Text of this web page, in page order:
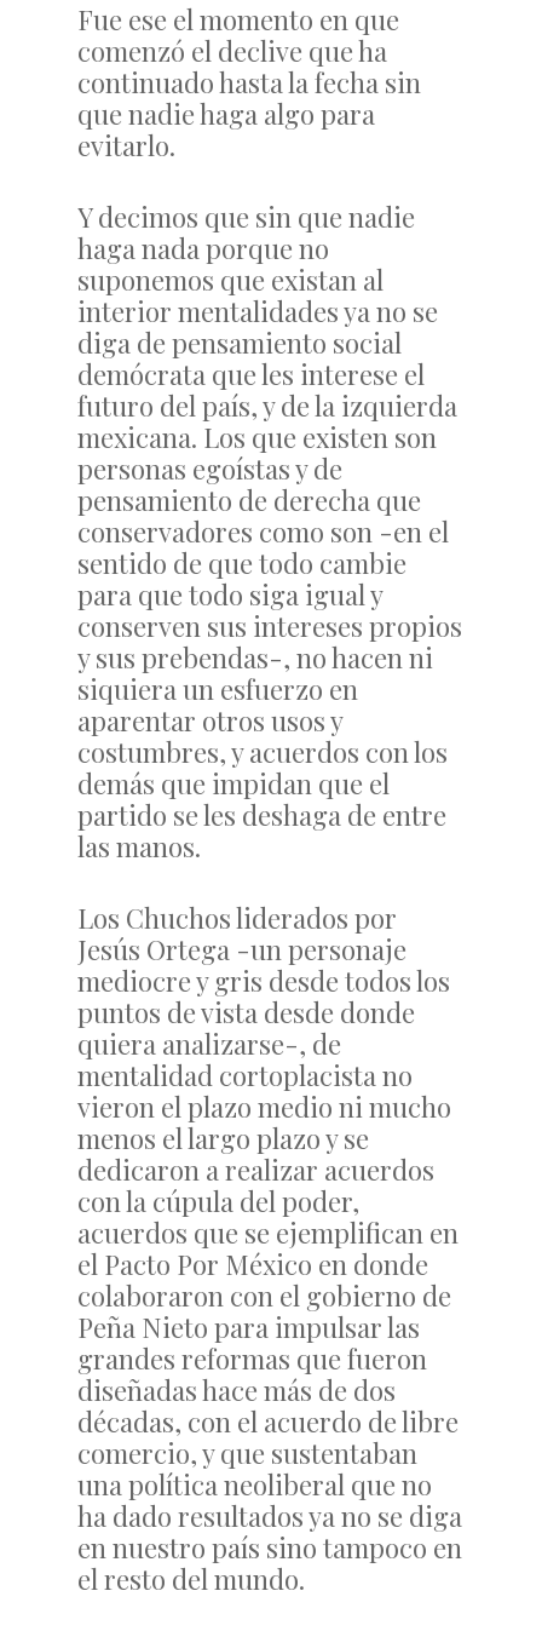
Fue ese el momento en que
comenzó el declive que ha
continuado hasta la fecha sin
que nadie haga algo para
evitarlo.
Y decimos que sin que nadie
haga nada porque no
suponemos que existan al
interior mentalidades ya no se
diga de pensamiento social
demócrata que les interese el
futuro del país, y de la izquierda
mexicana. Los que existen son
personas egoístas y de
pensamiento de derecha que
conservadores como son -en el
sentido de que todo cambie
para que todo siga igual y
conserven sus intereses propios
y sus prebendas-, no hacen ni
siquiera un esfuerzo en
aparentar otros usos y
costumbres, y acuerdos con los
demás que impidan que el
partido se les deshaga de entre
las manos.
Los Chuchos liderados por
Jesús Ortega -un personaje
mediocre y gris desde todos los
puntos de vista desde donde
quiera analizarse-, de
mentalidad cortoplacista no
vieron el plazo medio ni mucho
menos el largo plazo y se
dedicaron a realizar acuerdos
con la cúpula del poder,
acuerdos que se ejemplifican en
el Pacto Por México en donde
colaboraron con el gobierno de
Peña Nieto para impulsar las
grandes reformas que fueron
diseñadas hace más de dos
décadas, con el acuerdo de libre
comercio, y que sustentaban
una política neoliberal que no
ha dado resultados ya no se diga
en nuestro país sino tampoco en
el resto del mundo.